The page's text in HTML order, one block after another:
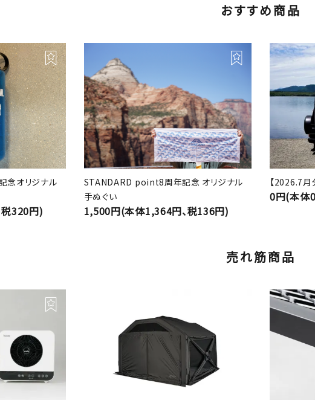
おすすめ商品
念オリジナル
320円)
STANDARD point8周年記念 オリジナル
手ぬぐい
1,500円(本体1,364円、税136円)
【2026.7
0円(本体
売れ筋商品